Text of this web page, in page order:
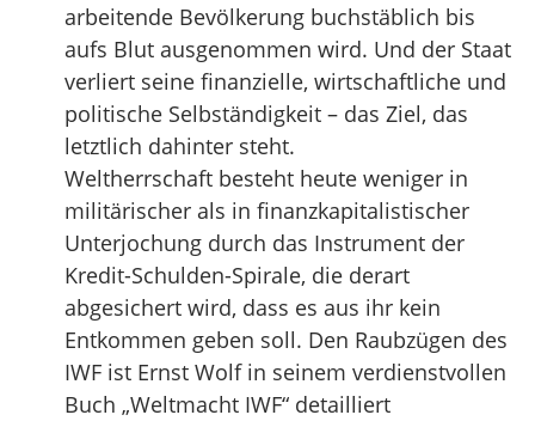
arbeitende Bevölkerung buchstäblich bis
aufs Blut ausgenommen wird. Und der Staat
verliert seine finanzielle, wirtschaftliche und
politische Selbständigkeit – das Ziel, das
letztlich dahinter steht.
Weltherrschaft besteht heute weniger in
militärischer als in finanzkapitalistischer
Unterjochung durch das Instrument der
Kredit-Schulden-Spirale, die derart
abgesichert wird, dass es aus ihr kein
Entkommen geben soll. Den Raubzügen des
IWF ist Ernst Wolf in seinem verdienstvollen
Buch „Weltmacht IWF“ detailliert